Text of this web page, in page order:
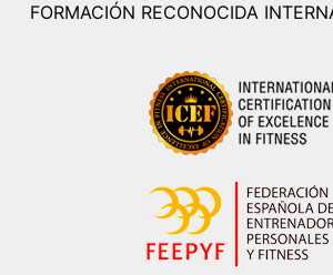
FORMACIÓN RECONOCIDA